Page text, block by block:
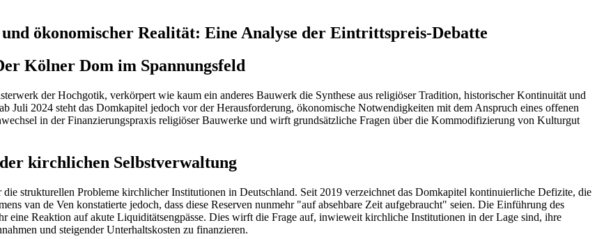
ökonomischer Realität: Eine Analyse der Eintrittspreis-Debatte
Kölner Dom im Spannungsfeld
der Hochgotik, verkörpert wie kaum ein anderes Bauwerk die Synthese aus religiöser Tradition, historischer Kontinuität und
Juli 2024 steht das Domkapitel jedoch vor der Herausforderung, ökonomische Notwendigkeiten mit dem Anspruch eines offenen
in der Finanzierungspraxis religiöser Bauwerke und wirft grundsätzliche Fragen über die Kommodifizierung von Kulturgut
kirchlichen Selbstverwaltung
strukturellen Probleme kirchlicher Institutionen in Deutschland. Seit 2019 verzeichnet das Domkapitel kontinuierliche Defizite, die
van de Ven konstatierte jedoch, dass diese Reserven nunmehr "auf absehbare Zeit aufgebraucht" seien. Die Einführung des
eine Reaktion auf akute Liquiditätsengpässe. Dies wirft die Frage auf, inwieweit kirchliche Institutionen in der Lage sind, ihre
und steigender Unterhaltskosten zu finanzieren.